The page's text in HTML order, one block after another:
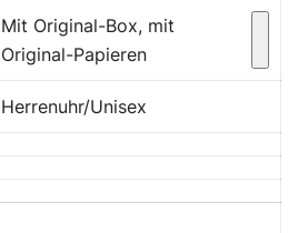
Mit Original-Box, mit
Original-Papieren
Herrenuhr/Unisex